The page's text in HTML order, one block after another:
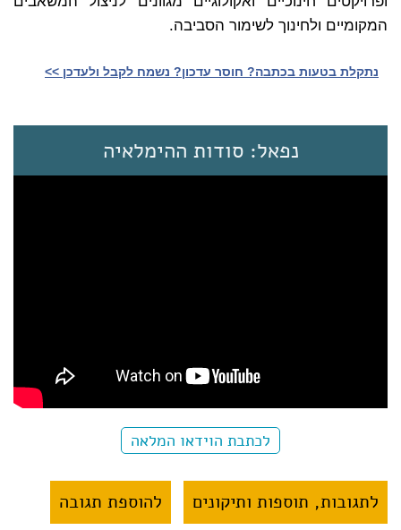
המקומיים ולחינוך לשימור הסביבה.
נתקלת בטעות בכתבה? חוסר עדכון? נשמח לקבל ולעדכן >>‎
נפאל: סודות ההימלאיה
לכתבת הוידאו המלאה
לתגובות, תוספות ותיקונים להוספת תגובה